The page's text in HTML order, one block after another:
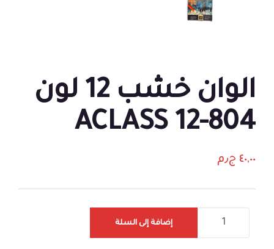
الوان خشب 12 لون
804-12 ACLASS
٤٠,٠٠ ج٫م
إضافة إلى السلة